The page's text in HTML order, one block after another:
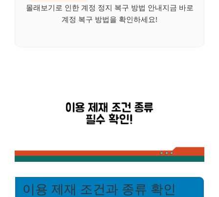
몰래보기로 인한 계정 정지 복구 방법 안내지금 바로
계정 복구 방법을 확인하세요!
이용 제재 조건과 종류 확인